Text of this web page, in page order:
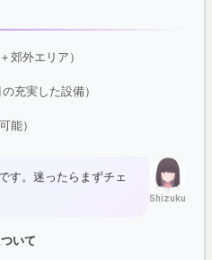
郊外エリア）
充実した設備）
能）
Shizuku
す。迷ったらまずチェ
いて